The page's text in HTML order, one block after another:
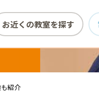
お近くの教室を探す
紹介